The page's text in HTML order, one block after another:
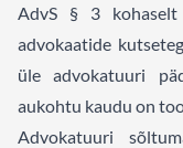
AdvS § 3
advokaatide
üle advokatuuri
aukohtu kaudu on
Advokatuuri